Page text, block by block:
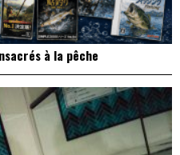
à la pêche